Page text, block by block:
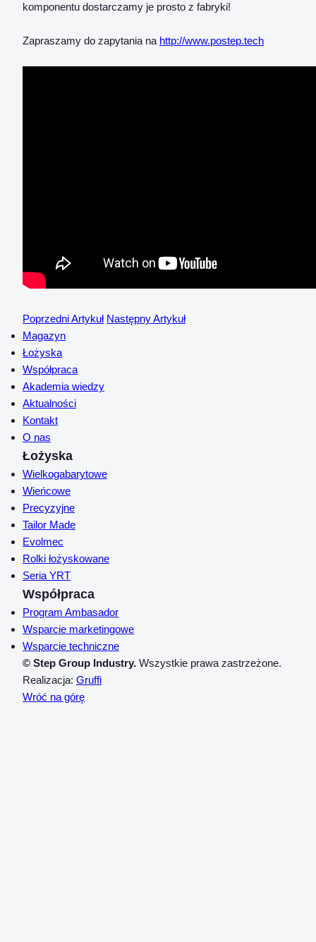
komponentu dostarczamy je prosto z fabryki!
Zapraszamy do zapytania na http://www.postep.tech
Poprzedni Artykuł Następny Artykuł
Magazyn
Łożyska
Współpraca
Akademia wiedzy
Aktualności
Kontakt
O nas
Łożyska
Wielkogabarytowe
Wieńcowe
Precyzyjne
Tailor Made
Evolmec
Rolki łożyskowane
Seria YRT
Współpraca
Program Ambasador
Wsparcie marketingowe
Wsparcie techniczne
© Step Group Industry. Wszystkie prawa zastrzeżone.
Realizacja: Gruffi
Wróć na górę